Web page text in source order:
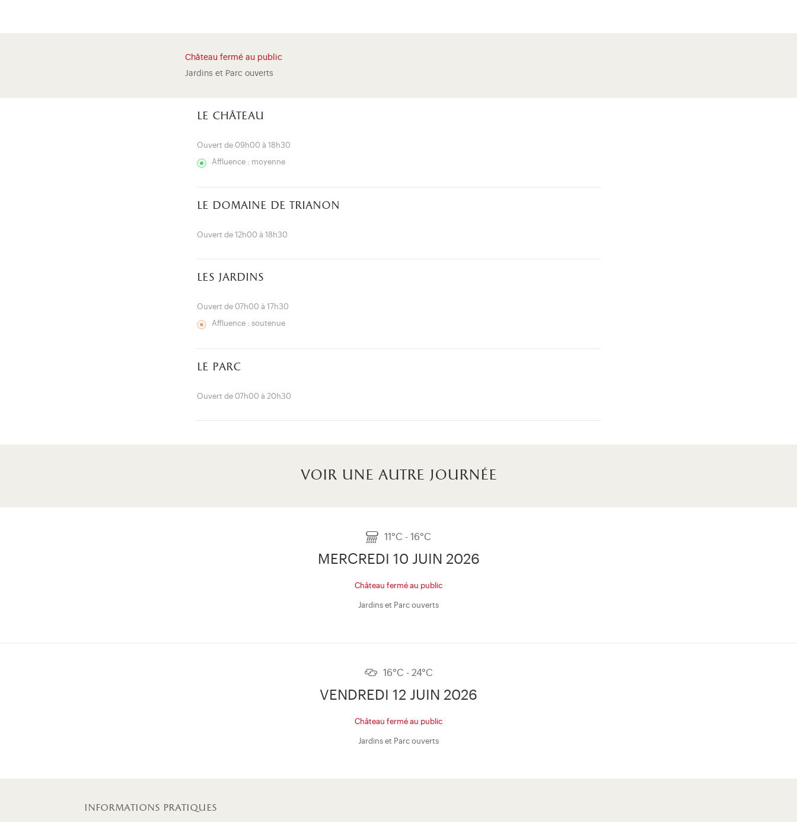
Château fermé au public
Jardins et Parc ouverts
le château
Ouvert de 09h00 à 18h30
Affluence : moyenne
le domaine de trianon
Ouvert de 12h00 à 18h30
les jardins
Ouvert de 07h00 à 17h30
Affluence : soutenue
le parc
Ouvert de 07h00 à 20h30
voir une autre journée
11°C - 16°C
MERCREDI 10 JUIN 2026
Château fermé au public
Jardins et Parc ouverts
16°C - 24°C
VENDREDI 12 JUIN 2026
Château fermé au public
Jardins et Parc ouverts
informations pratiques